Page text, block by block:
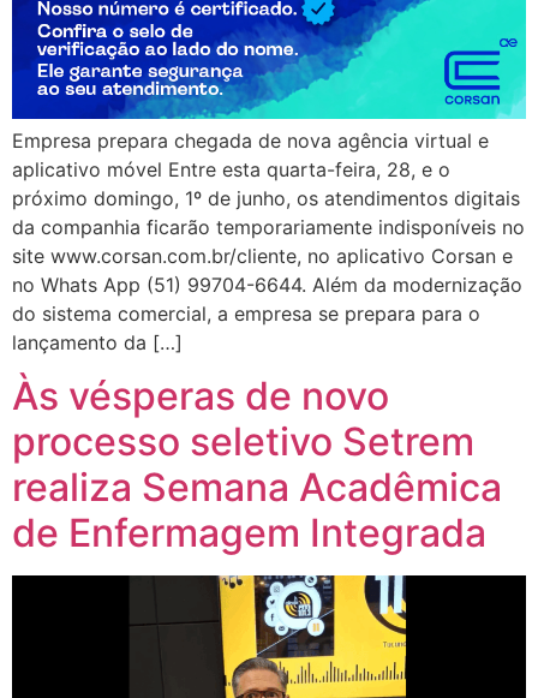
Empresa prepara chegada de nova agência virtual e
aplicativo móvel Entre esta quarta-feira, 28, e o
próximo domingo, 1º de junho, os atendimentos digitais
da companhia ficarão temporariamente indisponíveis no
site www.corsan.com.br/cliente, no aplicativo Corsan e
no Whats App (51) 99704-6644. Além da modernização
do sistema comercial, a empresa se prepara para o
lançamento da […]
Às vésperas de novo
processo seletivo Setrem
realiza Semana Acadêmica
de Enfermagem Integrada